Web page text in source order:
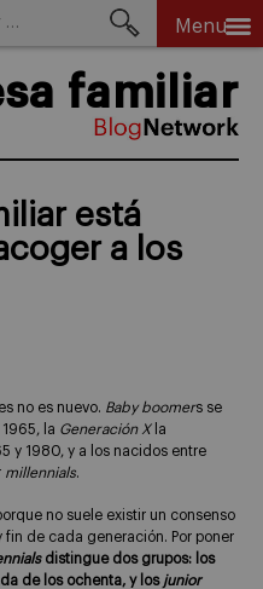
Menu
familiar
está
a los
no es nuevo. Baby boomers se
la Generación Xla
y 1980, y a los nacidos entre
millennials.
no suele existir un consenso
de cada generación. Por poner
distingue dos grupos: los
de los ochenta, y los junior